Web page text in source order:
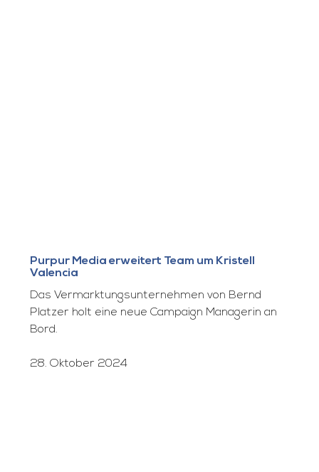
Purpur Media erweitert Team um Kristell
Valencia
Das Vermarktungsunternehmen von Bernd
Platzer holt eine neue Campaign Managerin an
Bord.
28. Oktober 2024